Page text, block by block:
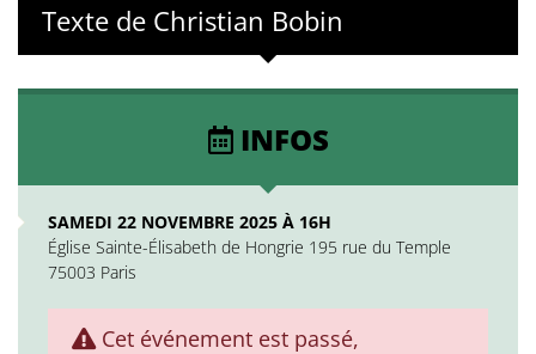
Texte de Christian Bobin
INFOS
SAMEDI 22 NOVEMBRE 2025 À 16H
Église Sainte-Élisabeth de Hongrie 195 rue du Temple
75003 Paris
Cet événement est passé,